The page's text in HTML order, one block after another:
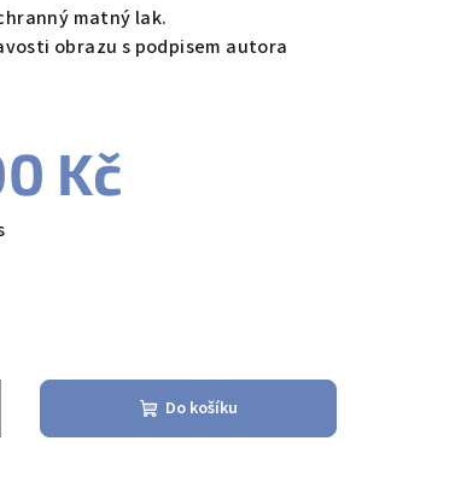
matný lak.
obrazu s podpisem autora
Kč
Do košíku